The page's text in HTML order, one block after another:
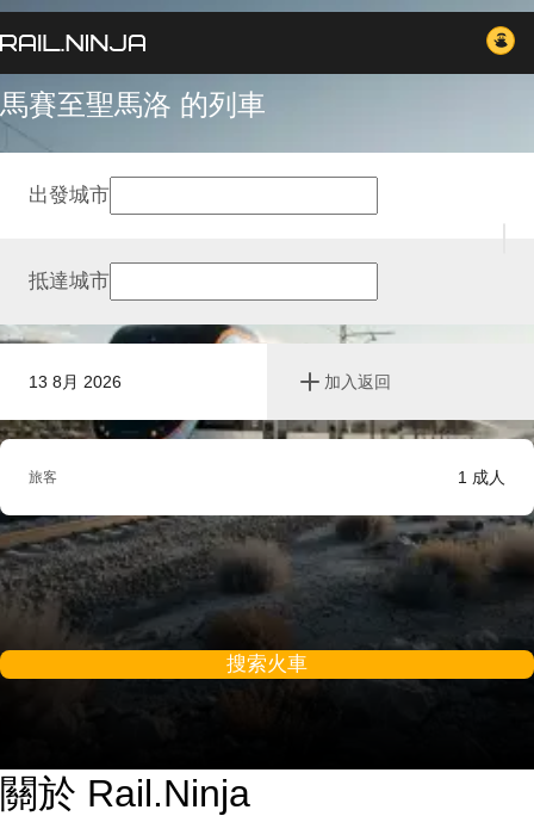
馬賽至聖馬洛 的列車
13 8月 2026 加入返回
出發城市
抵達城市
旅客 1 成人
搜索火車
關於 Rail.Ninja